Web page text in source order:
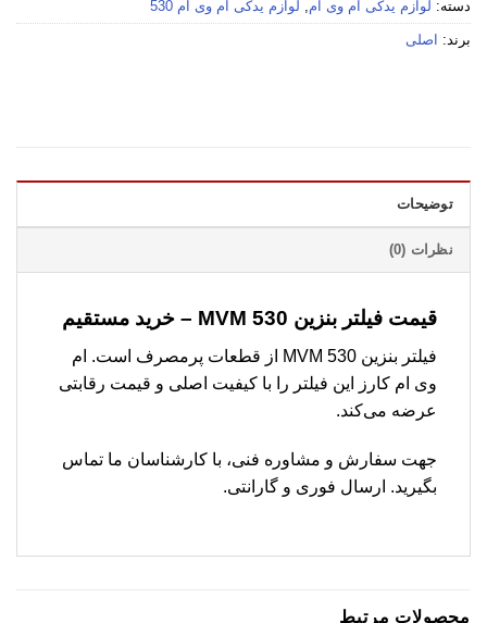
دسته: لوازم یدکی ام وی ام, لوازم یدکی ام وی ام 530
برند: اصلی
توضیحات
نظرات (0)
قیمت فیلتر بنزین MVM 530 – خرید مستقیم
فیلتر بنزین MVM 530 از قطعات پرمصرف است. ام
وی ام کارز این فیلتر را با کیفیت اصلی و قیمت رقابتی
عرضه می‌کند.
جهت سفارش و مشاوره فنی، با کارشناسان ما تماس
بگیرید. ارسال فوری و گارانتی.
محصولات مرتبط